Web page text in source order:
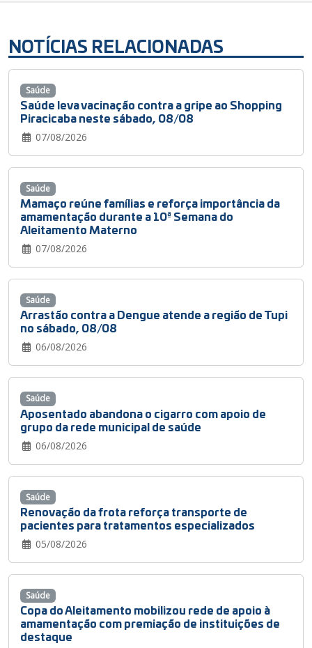
NOTÍCIAS RELACIONADAS
Saúde leva vacinação contra a gripe ao Shopping
Piracicaba neste sábado, 08/08
07/08/2026
Saúde
Mamaço reúne famílias e reforça importância da
amamentação durante a 10ª Semana do
Aleitamento Materno
07/08/2026
Saúde
Arrastão contra a Dengue atende a região de Tupi
no sábado, 08/08
06/08/2026
Saúde
Aposentado abandona o cigarro com apoio de
grupo da rede municipal de saúde
06/08/2026
Saúde
Renovação da frota reforça transporte de
pacientes para tratamentos especializados
05/08/2026
Saúde
Copa do Aleitamento mobilizou rede de apoio à
amamentação com premiação de instituições de
destaque
Saúde